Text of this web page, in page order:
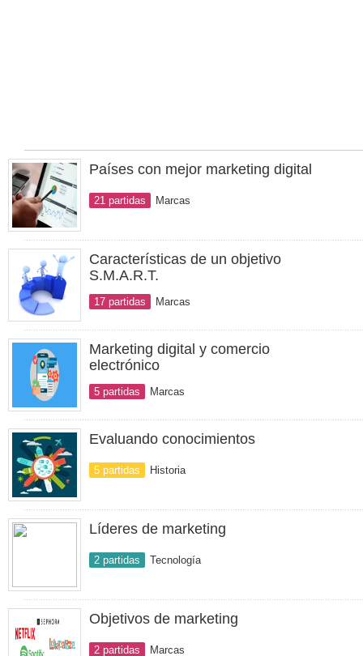
Países con mejor marketing digital
21 partidas Marcas
Características de un objetivo
S.M.A.R.T.
17 partidas Marcas
Marketing digital y comercio
electrónico
5 partidas Marcas
Evaluando conocimientos
5 partidas Historia
Líderes de marketing
2 partidas Tecnología
Objetivos de marketing
2 partidas Marcas